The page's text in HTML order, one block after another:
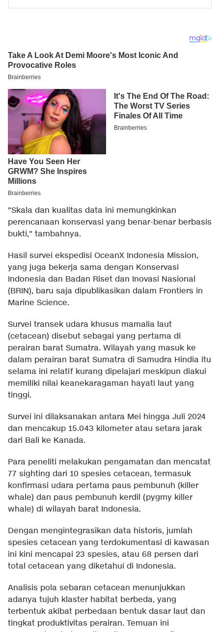
"Skala dan kualitas data ini memungkinkan
perencanaan konservasi yang benar-benar berbasis
bukti," tambahnya.
Hasil survei ekspedisi OceanX Indonesia Mission,
yang juga bekerja sama dengan Konservasi
Indonesia dan Badan Riset dan Inovasi Nasional
(BRIN), baru saja dipublikasikan dalam Frontiers in
Marine Science.
Survei transek udara khusus mamalia laut
(cetacean) disebut sebagai yang pertama di
perairan barat Sumatra. Wilayah yang masuk ke
dalam perairan barat Sumatra di Samudra Hindia itu
selama ini relatif kurang dipelajari meskipun diakui
memiliki nilai keanekaragaman hayati laut yang
tinggi.
Survei ini dilaksanakan antara Mei hingga Juli 2024
dan mencakup 15.043 kilometer atau setara jarak
dari Bali ke Kanada.
Para peneliti melakukan pengamatan dan mencatat
77 sighting dari 10 spesies cetacean, termasuk
konfirmasi udara pertama paus pembunuh (killer
whale) dan paus pembunuh kerdil (pygmy killer
whale) di wilayah barat Indonesia.
Dengan mengintegrasikan data historis, jumlah
spesies cetacean yang terdokumentasi di kawasan
ini kini mencapai 23 spesies, atau 68 persen dari
total cetacean yang diketahui di Indonesia.
Analisis pola sebaran cetacean menunjukkan
adanya tujuh klaster habitat berbeda, yang
terbentuk akibat perbedaan bentuk dasar laut dan
tingkat produktivitas perairan. Temuan ini